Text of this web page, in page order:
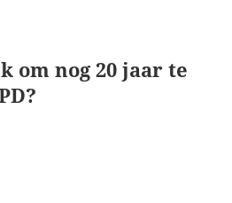
om nog 20 jaar te